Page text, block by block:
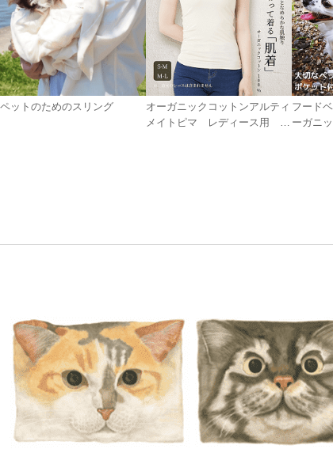
ペットのためのスリング
オーガニックコットンアルティ
メイトピマ レディース用 タ
フード
ーガニ